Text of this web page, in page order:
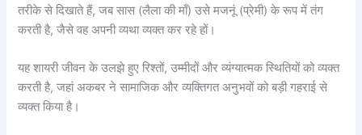
तरीके से दिखाते हैं, जब सास (लैला की माँ) उसे मजनूं (प्रेमी) के रूप में तंग
करती है, जैसे वह अपनी व्यथा व्यक्त कर रहे हों।
यह शायरी जीवन के उलझे हुए रिश्तों, उम्मीदों और व्यंग्यात्मक स्थितियों को व्यक्त
करती है, जहां अकबर ने सामाजिक और व्यक्तिगत अनुभवों को बड़ी गहराई से
व्यक्त किया है।